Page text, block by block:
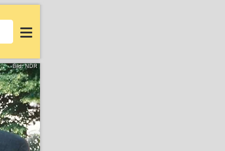
Login
Bild: NDR